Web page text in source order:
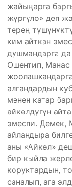
жайыңарга
жүргүлө» деп
терең
ким айткан
душмандарга
Ошентип, Манас
алгандардын
менен катар
айкөлдүгүн
эмеспи. Демек,
айландыра
аны «Айкөл»
бир кыйла
коруктардын,
саналып, ага